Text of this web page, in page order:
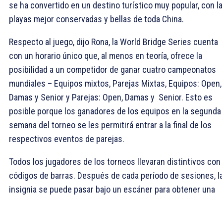
se ha convertido en un destino turístico muy popular, con
playas mejor conservadas y bellas de toda China.
Respecto al juego, dijo Rona, la World Bridge Series cuenta
con un horario único que, al menos en teoría, ofrece la
posibilidad a un competidor de ganar cuatro campeonatos
mundiales – Equipos mixtos, Parejas Mixtas, Equipos: Open,
Damas y Senior y Parejas: Open, Damas y Senior. Esto es
posible porque los ganadores de los equipos en la segunda
semana del torneo se les permitirá entrar a la final de los
respectivos eventos de parejas.
Todos los jugadores de los torneos llevaran distintivos con
códigos de barras. Después de cada período de sesiones,
insignia se puede pasar bajo un escáner para obtener una